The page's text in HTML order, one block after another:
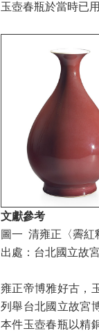
玉壺春瓶於當時已
文獻參考
圖一 清雍正〈霽紅
出處：台北國立故
雍正帝博雅好古，
列舉台北國立故宮
本件玉壺春瓶以精